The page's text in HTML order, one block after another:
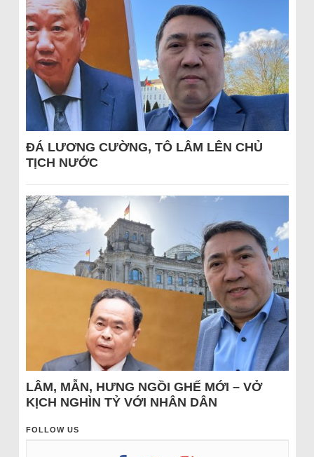
ĐÁ LƯƠNG CƯỜNG, TÔ LÂM LÊN CHỦ
TỊCH NƯỚC
LÂM, MẪN, HƯNG NGỒI GHẾ MỚI – VỞ
KỊCH NGHÌN TỶ VỚI NHÂN DÂN
FOLLOW US